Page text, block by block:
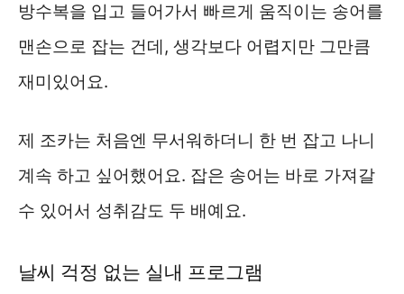
방수복을 입고 들어가서 빠르게 움직이는 송어를
맨손으로 잡는 건데, 생각보다 어렵지만 그만큼
재미있어요.
제 조카는 처음엔 무서워하더니 한 번 잡고 나니
계속 하고 싶어했어요. 잡은 송어는 바로 가져갈
수 있어서 성취감도 두 배예요.
날씨 걱정 없는 실내 프로그램